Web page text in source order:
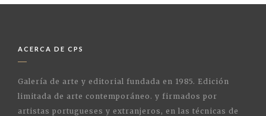
ACERCA DE CPS
Galería de arte y editorial fundada en 1985. Edición
limitada de arte contemporáneo. y firmados por
artistas portugueses y extranjeros, en las técnicas de